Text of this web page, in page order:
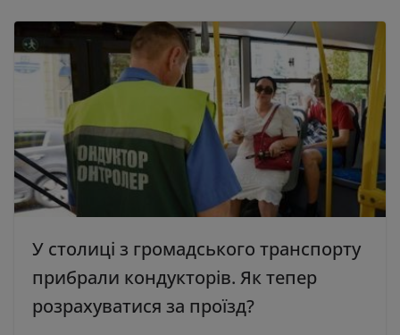
У столиці з громадського транспорту
прибрали кондукторів. Як тепер
розрахуватися за проїзд?